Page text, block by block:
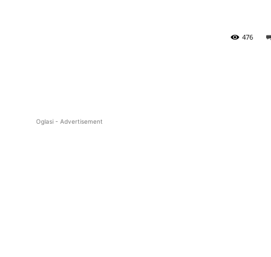
476
Oglasi - Advertisement